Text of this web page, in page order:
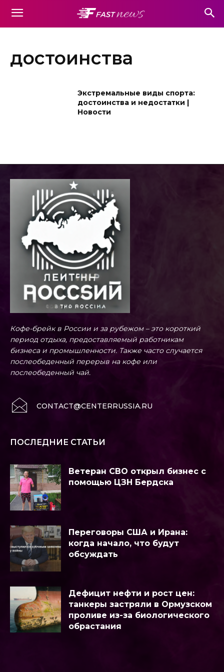
достоинства
Экстремальные виды спорта:
достоинства и недостатки |
Новости
Кофе-брейк в России и за рубежом – это короткий
период отдыха, предоставляемый работникам
бизнеса и промышленности. Также часто случается
послеобеденный перерыв на кофе или
послеобеденный чай.
CONTACT@CENTERRUSSIA.RU
ПОСЛЕДНИЕ СТАТЬИ
Ветеран СВО открыл бизнес с
помощью ЦЗН Бердска
Переговоры США и Ирана:
когда начало, что будут
обсуждать
Дефицит нефти и рост цен:
танкеры застряли в Ормузском
проливе из-за биологического
обрастания